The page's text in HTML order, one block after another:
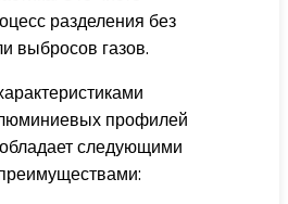
разделения без
выбросов газов.
профилей
следующими